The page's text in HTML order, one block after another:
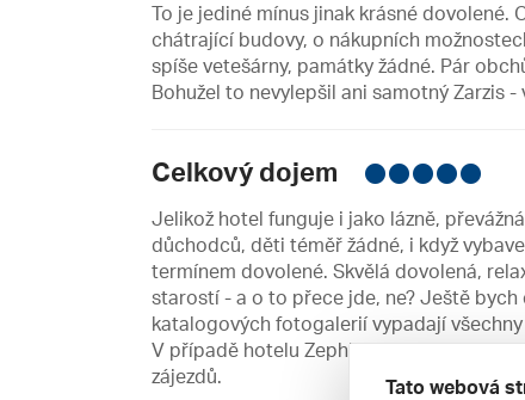
To je jediné mínus jinak krásné dovolené.
chátrající budovy, o nákupních
spíše vetešárny, památky žádné. Pár
Bohužel to nevylepšil ani samotný Zarzis
Celkový dojem
Jelikož hotel funguje i jako lázně,
důchodců, děti téměř žádné, i když
termínem dovolené. Skvělá dovolená,
starostí - a o to přece jde, ne? Ještě
katalogových fotogalerií vypadají
V případě hotelu Zephir and Spa byla
zájezdů.
Tato webová